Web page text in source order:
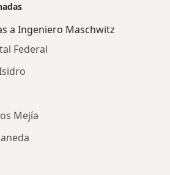
a Ingeniero Maschwitz
Federal
Mejía